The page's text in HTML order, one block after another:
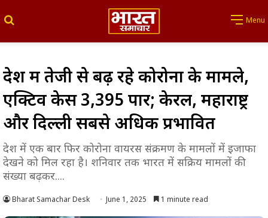
Menu
देश में तेजी से बढ़ रहे कोरोना के मामले,
एक्टिव केस 3,395 पार; केरल, महाराष्ट्र
और दिल्ली सबसे अधिक प्रभावित
देश में एक बार फिर कोरोना वायरस संक्रमण के मामलों में इजाफा
देखने को मिल रहा है। शनिवार तक भारत में सक्रिय मामलों की
संख्या बढ़कर....
Bharat Samachar Desk June 1, 2025 1 minute read